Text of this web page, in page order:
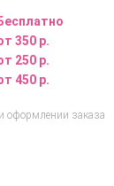
Бесплатно
350 р.
250 р.
450 р.
оформлении заказа